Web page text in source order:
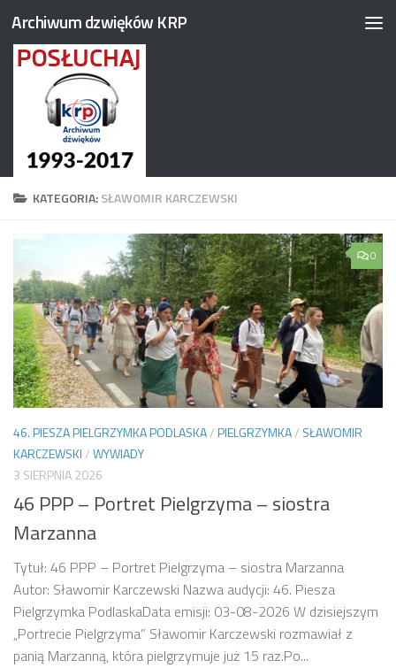
Przejdź do treści
Archiwum dzwięków KRP
KATEGORIA:SŁAWOMIR KARCZEWSKI
0
46. PIESZA PIELGRZYMKA PODLASKA/PIELGRZYMKA/ SŁAWOMIR
KARCZEWSKI/WYWIADY
3 SIERPNIA 2026
46 PPP – Portret Pielgrzyma – siostra
Marzanna
Tytuł: 46 PPP – Portret Pielgrzyma – siostra Marzanna
Autor: Sławomir Karczewski Nazwa audycji: 46. Piesza
Pielgrzymka PodlaskaData emisji: 03-08-2026 W dzisiejszym
„Portrecie Pielgrzyma” Sławomir Karczewski rozmawiał z
panią Marzanną, która pielgrzymuje już 15 raz.Po...